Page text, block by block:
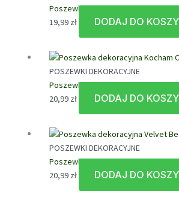
Poszewka dekoracyjna velvetowa
19,99 zł DODAJ DO
POSZEWKI DEKORACYJNE
Poszewka dekoracyjna Kocham Cie
20,99 zł DODAJ DO
POSZEWKI DEKORACYJNE
Poszewka dekoracyjna Velvet Be
20,99 zł DODAJ DO